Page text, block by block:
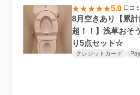
5.0 口コ
8月空きあり【累
超！！】浅草おそ
り5点セット☆
クレジットカード